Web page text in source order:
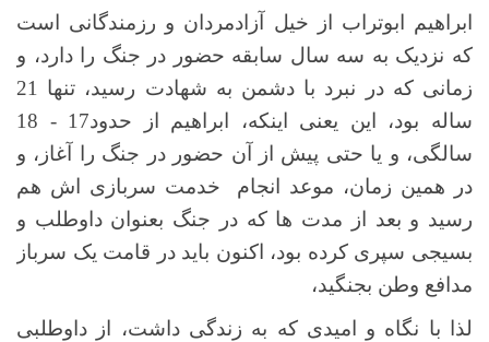
ابراهیم ابوتراب از خیل آزادمردان و رزمندگانی است
که نزدیک به سه سال سابقه حضور در جنگ را دارد، و
زمانی که در نبرد با دشمن به شهادت رسید، تنها 21
ساله بود، این یعنی اینکه، ابراهیم از حدود17 - 18
سالگی، و یا حتی پیش از آن حضور در جنگ را آغاز، و
در همین زمان، موعد انجام خدمت سربازی اش هم
رسید و بعد از مدت ها که در جنگ بعنوان داوطلب و
بسیجی سپری کرده بود، اکنون باید در قامت یک سرباز
مدافع وطن بجنگید،
لذا با نگاه و امیدی که به زندگی داشت، از داوطلبی